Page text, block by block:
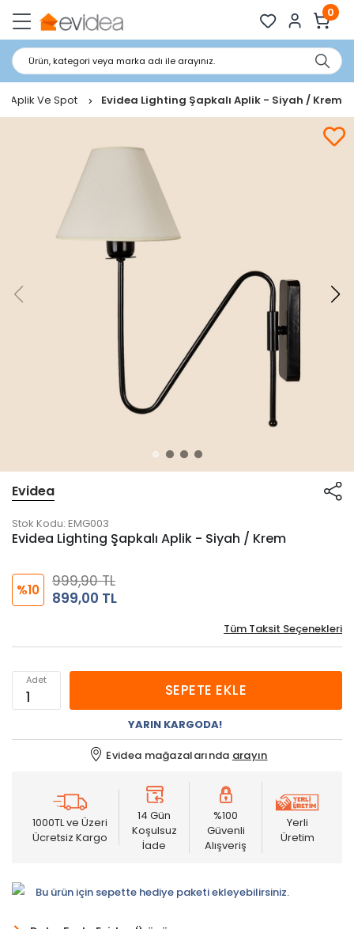
0
Ürün, kategori veya marka adı ile arayınız.
Aplik Ve Spot Evidea Lighting Şapkalı Aplik - Siyah / Krem
Evidea
Stok Kodu: EMG003
Evidea Lighting Şapkalı Aplik - Siyah / Krem
%10
999,90 TL
899,00 TL
Tüm Taksit Seçenekleri
Adet
SEPETE EKLE
YARIN KARGODA!
Evidea mağazalarında arayın
1000TL ve Üzeri
Ücretsiz Kargo
14 Gün
Koşulsuz
İade
%100
Güvenli
Alışveriş
Yerli
Üretim
Bu ürün için sepette hediye paketi ekleyebilirsiniz.